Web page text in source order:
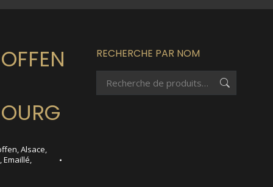
,Alsace,
,Emaillé,
RECHERCHE PAR NOM